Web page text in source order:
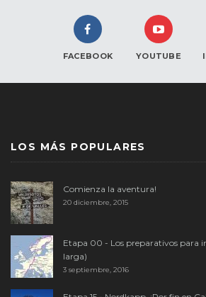
FACEBOOK YOUTUBE
LOS MÁS POPULARES
Comienza la aventura!
20 diciembre, 2015
Etapa 00 - Los preparativos para
larga)
3 septiembre, 2016